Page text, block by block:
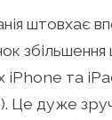
штовхає
збільшення
iPhone та
Це дуже